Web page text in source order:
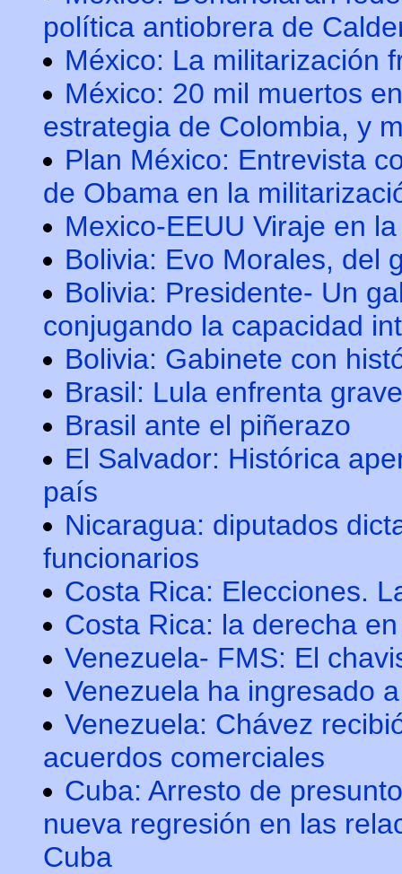
política antiobrera de
México: La militarización
México: 20 mil muertos
estrategia de Colombia, y
Plan México: Entrevista
de Obama en la
Mexico-EEUU Viraje en
Bolivia: Evo Morales, del
Bolivia: Presidente- Un
conjugando la capacidad
Bolivia: Gabinete con
Brasil: Lula enfrenta
Brasil ante el piñerazo
El Salvador: Histórica
país
Nicaragua: diputados
funcionarios
Costa Rica: Elecciones.
Costa Rica: la derecha
Venezuela- FMS: El
Venezuela ha ingresado
Venezuela: Chávez
acuerdos comerciales
Cuba: Arresto de
nueva regresión en las
Cuba